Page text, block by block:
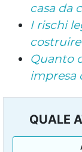
casa da
I rischi
costruire
Quanto
impresa
QUALE